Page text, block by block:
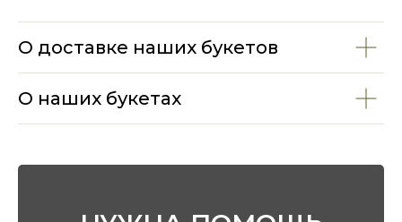
О доставке наших букетов
О наших букетах